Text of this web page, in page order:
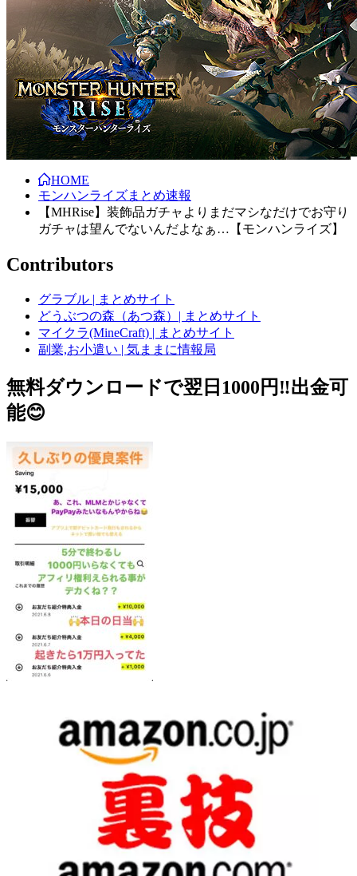
HOME
モンハンライズまとめ速報
【MHRise】装飾品ガチャよりまだマシなだけでお守り
ガチャは望んでないんだよなぁ…【モンハンライズ】
Contributors
グラブル | まとめサイト
どうぶつの森（あつ森）| まとめサイト
マイクラ(MineCraft) | まとめサイト
副業,お小遣い | 気ままに情報局
無料ダウンロードで翌日1000円‼️出金可
能😊